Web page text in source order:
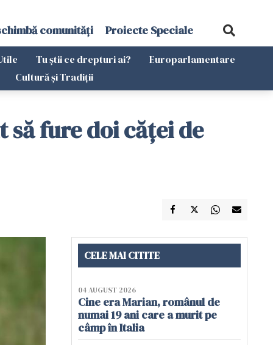
comunități Proiecte Speciale
Tu știi ce drepturi ai?
Europarlamentare
Cultură și Tradiții
să fure doi căței de
CELE MAI CITITE
04 AUGUST 2026
Cine era Marian, românul de
numai 19 ani care a murit pe
câmp în Italia